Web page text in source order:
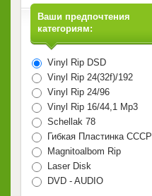
Ваши предпочтения
категориям:
Vinyl Rip DSD
Vinyl Rip 24(32f)/192
Vinyl Rip 24/96
Vinyl Rip 16/44,1 Mp3
Schellak 78
Гибкая Пластинка СССР
Magnitoalbom Rip
Laser Disk
DVD - AUDIO